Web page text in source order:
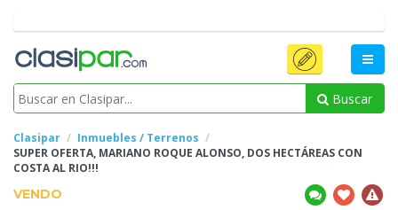
Buscar
Clasipar
Inmuebles / Terrenos
SUPER OFERTA, MARIANO ROQUE ALONSO, DOS HECTÁREAS CON
COSTAAL RIO!!!
VENDO